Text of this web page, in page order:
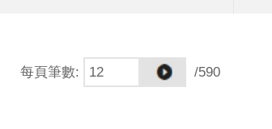
每頁筆數: /590